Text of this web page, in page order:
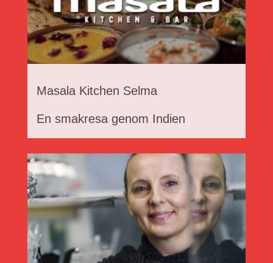
Masala Kitchen Selma
En smakresa genom Indien